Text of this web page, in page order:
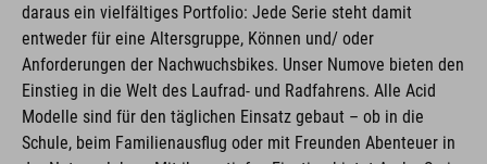
daraus ein vielfältiges Portfolio: Jede Serie steht damit
entweder für eine Altersgruppe, Können und/ oder
Anforderungen der Nachwuchsbikes. Unser Numove bieten den
Einstieg in die Welt des Laufrad- und Radfahrens. Alle Acid
Modelle sind für den täglichen Einsatz gebaut – ob in die
Schule, beim Familienausflug oder mit Freunden Abenteuer in